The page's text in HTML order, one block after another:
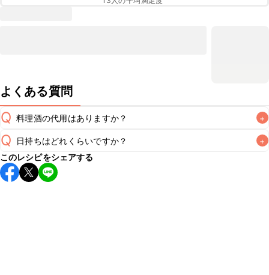
よくある質問
Q 料理酒の代用はありますか？ +
A
Q 日持ちはどれくらいですか？ +
保存期間は冷蔵で翌日中が目安です。なるべくお早めにお召
し上がりください。
このレシピをシェアする